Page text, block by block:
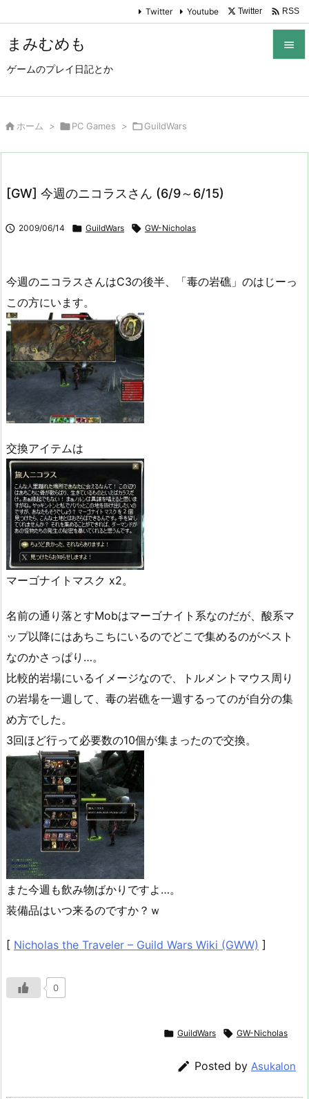
まみむめも
ゲームのプレイ日記とか

Twitter Youtube Twitter  RSS
 ホーム > PC Games > GuildWars
[GW] 今週のニコラスさん (6/9～6/15)
 2009/06/14  GuildWars  GW-Nicholas
今週のニコラスさんはC3の後半、「毒の岩礁」のはじーっ
この方にいます。
交換アイテムは
マーゴナイトマスク x2。
名前の通り落とすMobはマーゴナイト系なのだが、酸系マ
ップ以降にはあちこちにいるのでどこで集めるのがベスト
なのかさっぱり…。
比較的岩場にいるイメージなので、トルメントマウス周り
の岩場を一週して、毒の岩礁を一週するってのが自分の集
め方でした。
3回ほど行って必要数の10個が集まったので交換。
また今週も飲み物ばかりですよ…。
装備品はいつ来るのですか？ｗ
[ Nicholas the Traveler – Guild Wars Wiki (GWW) ]
0
 GuildWars  GW-Nicholas
 Posted by Asukalon